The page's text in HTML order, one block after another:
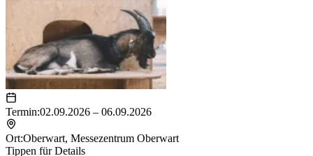
Termin:02.09.2026 – 06.09.2026
Ort:Oberwart, Messezentrum Oberwart
Tippen für Details